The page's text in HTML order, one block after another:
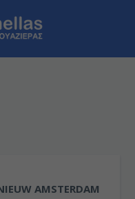
AMSTERDAM